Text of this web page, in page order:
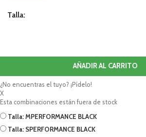
Talla:
AÑADIR AL CARRITO
¿No encuentras el tuyo? ¡Pídelo!
X
Esta combinaciones están fuera de stock
Talla: MPERFORMANCE BLACK
Talla: SPERFORMANCE BLACK